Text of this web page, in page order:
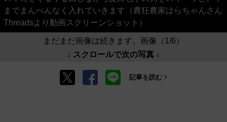
までまんべんなく入れていきます（農狂農家はらちゃんさん
Threadsより動画スクリーンショット）
まだまだ画像は続きます。画像（1/6）
↓ スクロールで次の写真 ↓
記事を読む